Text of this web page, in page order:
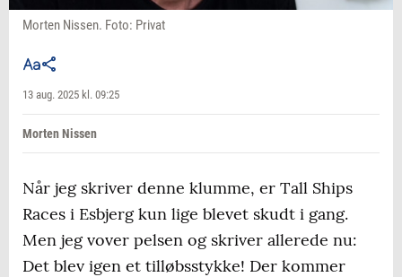
Morten Nissen. Foto: Privat
13 aug. 2025 kl. 09:25
Morten Nissen
Når jeg skriver denne klumme, er Tall Ships
Races i Esbjerg kun lige blevet skudt i gang.
Men jeg vover pelsen og skriver allerede nu:
Det blev igen et tilløbsstykke! Der kommer